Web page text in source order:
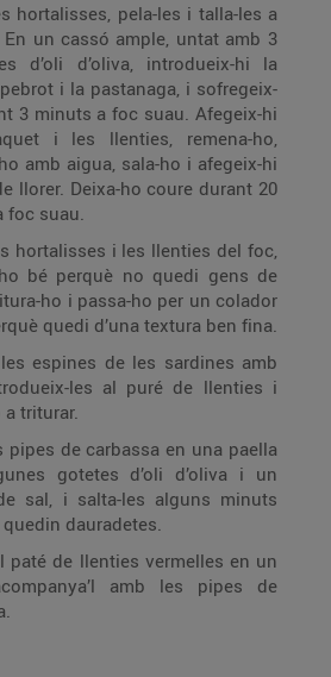
hortalisses, pela-les i talla-les a
ample, untat amb 3
d’oli d’oliva, introdueix-hi la
minuts a foc suau. Afegeix-hi
i les llenties, remena-ho,
ho i afegeix-hi
Deixa-ho coure durant 20
foc suau.
hortalisses i les llenties del foc,
quedi gens de
ho i passa-ho per un colador
quedi d’una textura ben fina.
espines de les sardines amb
les al puré de llenties i
triturar.
pipes de carbassa en una paella
gotetes d’oli d’oliva i un
sal, i salta-les alguns minuts
fins que quedin dauradetes.
paté de llenties vermelles en un
amb les pipes de